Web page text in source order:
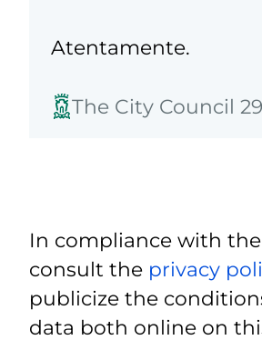
Atentamente.
The City Council
In compliance with
consult the privacy
publicize the
data both online on